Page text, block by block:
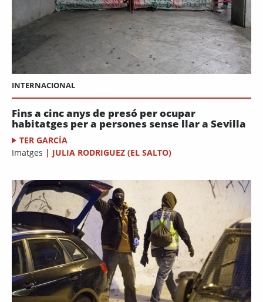
INTERNACIONAL
Fins a cinc anys de presó per ocupar
habitatges per a persones sense llar a Sevilla
TER GARCÍA
Imatges | JULIA RODRIGUEZ (EL SALTO)